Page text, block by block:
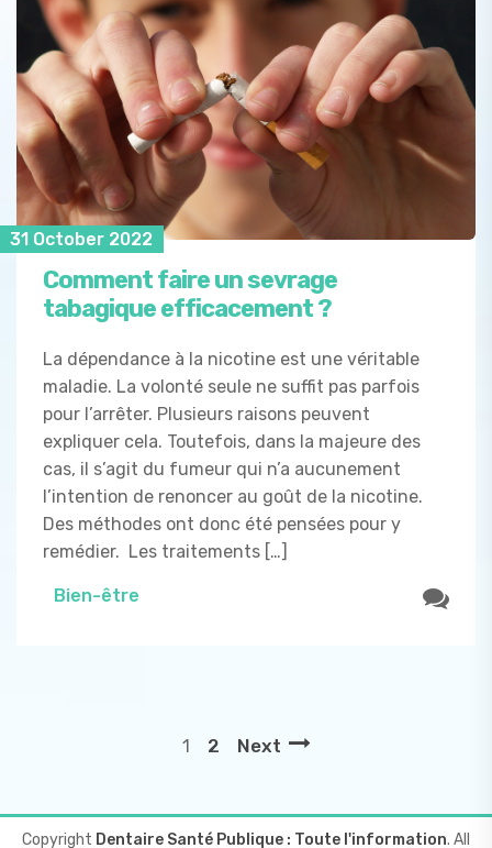
31 October 2022
Comment faire un sevrage
tabagique efficacement ?
La dépendance à la nicotine est une véritable
maladie. La volonté seule ne suffit pas parfois
pour l’arrêter. Plusieurs raisons peuvent
expliquer cela. Toutefois, dans la majeure des
cas, il s’agit du fumeur qui n’a aucunement
l’intention de renoncer au goût de la nicotine.
Des méthodes ont donc été pensées pour y
remédier. Les traitements […]
Bien-être
1 2 Next
Copyright Dentaire Santé Publique : Toute l'information. All